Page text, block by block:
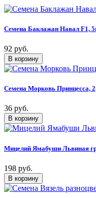
Семена Баклажан Навал F1,
92 руб.
Семена Морковь Принцесса,
36 руб.
Мицелий Ямабуши Львиная
198 руб.